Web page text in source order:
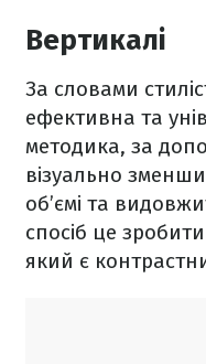
Вертикалі
За словами
ефективна та
методика, за
візуально
об’ємі та
спосіб це
який є